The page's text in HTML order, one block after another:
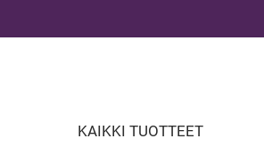
KAIKKI TUOTTEET